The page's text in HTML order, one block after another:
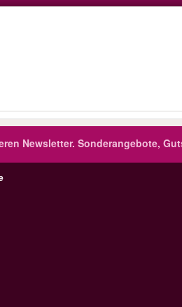
Newsletter. Sonderangebote,